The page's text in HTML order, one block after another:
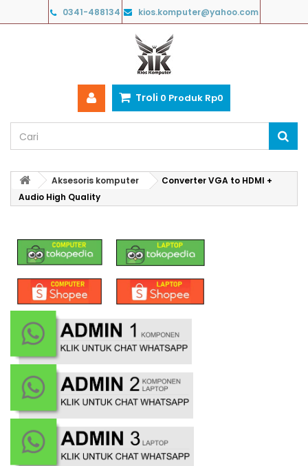
0341-488134 kios.komputer@yahoo.com
Troli 0 Produk Rp‎0
Aksesoris komputer
Converter VGA to HDMI +
Audio High Quality